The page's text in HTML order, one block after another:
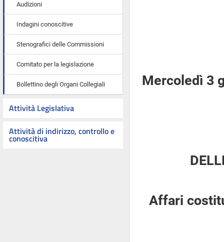
Audizioni
Indagini conoscitive
Stenografici delle Commissioni
Comitato per la legislazione
Bollettino degli Organi Collegiali
Attività Legislativa
Attività di indirizzo, controllo e
conoscitiva
Mercoledì 3
Affari